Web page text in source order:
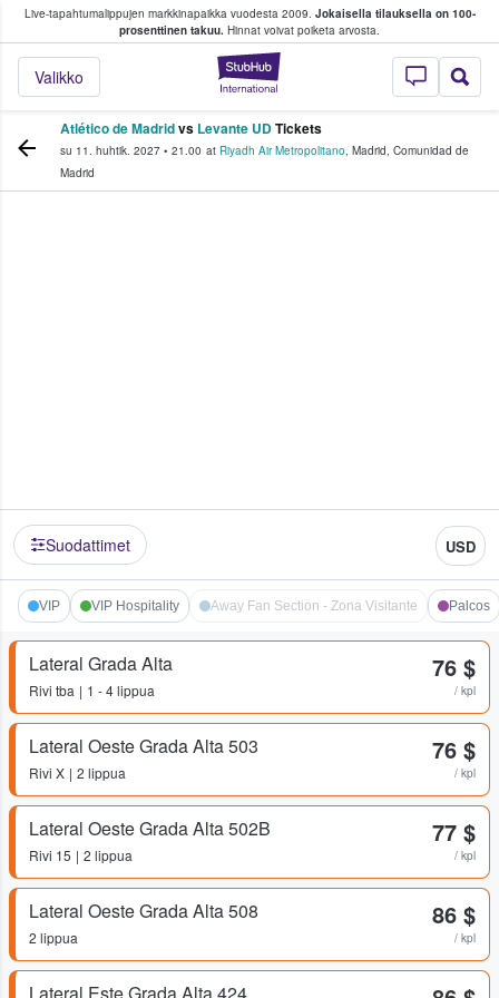
Live-tapahtumalippujen markkinapaikka vuodesta 2009. Jokaisella tilauksella on 100-
prosenttinen takuu. Hinnat voivat poiketa arvosta.
StubHub -
Valikko
fanit ostavat ja myyvät lippuja
Atlético de Madridvs Levante UDTickets
su 11. huhtik. 2027 • 21.00 at Riyadh Air Metropolitano, Madrid, Comunidad de
Madrid
Suodattimet USD
VIP VIP Hospitality Away Fan Section - Zona Visitante Palcos
Lateral Grada Alta
Rivi tba 1 - 4 lippua
76 $
/ kpl
Lateral Oeste Grada Alta 503
Rivi X 2 lippua
76 $
/ kpl
Lateral Oeste Grada Alta 502B
Rivi 15 2 lippua
77 $
/ kpl
Lateral Oeste Grada Alta 508
2 lippua
86 $
/ kpl